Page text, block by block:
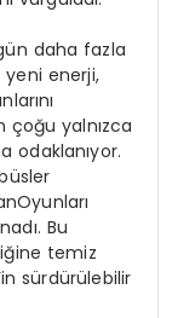
daha fazla
yeni enerji,
çoğu yalnızca
odaklanıyor.
Bu
temiz
sürdürülebilir